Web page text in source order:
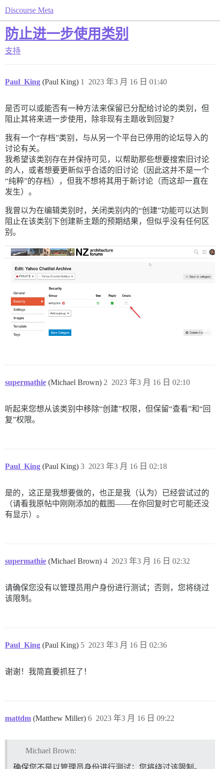
Discourse Meta
防止进一步使用类别
支持
Paul_King (Paul King) 2023 年3 月 16 日 01:40
1
是否可以或能否有一种方法来保留已分配给讨论的类别，但
阻止其将来进一步使用，除非现有主题收到回复？
我有一个“存档”类别，与从另一个平台已停用的论坛导入的
讨论有关。
我希望该类别存在并保持可见，以帮助那些想要搜索旧讨论
的人，或者想要更新似乎合适的旧讨论（因此这并不是一个
“纯粹”的存档），但我不想将其用于新讨论（而这却一直在
发生）。
我曾以为在编辑类别时，关闭类别内的“创建”功能可以达到
阻止在该类别下创建新主题的预期结果，但似乎没有任何区
别。
supermathie (Michael Brown) 2023 年3 月 16 日 02:10
2
听起来您想从该类别中移除“创建”权限，但保留“查看”和“回
复”权限。
Paul_King (Paul King) 2023 年3 月 16 日 02:18
3
是的，这正是我想要做的，也正是我（认为）已经尝试过的
（请看我原帖中刚刚添加的截图——在你回复时它可能还没
有显示）。
supermathie (Michael Brown) 2023 年3 月 16 日 02:32
4
请确保您没有以管理员用户身份进行测试；否则，您将绕过
该限制。
Paul_King (Paul King) 2023 年3 月 16 日 02:36
5
谢谢！我简直要抓狂了！
mattdm (Matthew Miller) 2023 年3 月 16 日 09:22
6
Michael Brown: